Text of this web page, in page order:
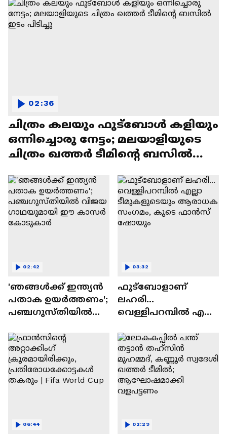
ചിത്രം കലയും ഫുട്ബോൾ കളിയും
ഒന്നിച്ചൊരു നേട്ടം; മലയാളിയുടെ
ചിത്രം ഖത്തർ ടീമിന്റെ ബസിൽ
02:36
'ഞങ്ങൾക്ക് ഇന്ത്യൻ
പതാക ഉയർത്തണം';
പഞ്ച​ഗുസ്തിയിൽ
ഈ കാസർ‌​
കോടുകാർ
02:42
ഫുട്ബോളാണ്
ലഹരി...
വെള്ളിപറമ്പിൽ എല്ലാ
ആരാധക സം​ഗമം,
കൂടെ ഫാൻസ്
ഷോയും
03:32
06:44 02:29